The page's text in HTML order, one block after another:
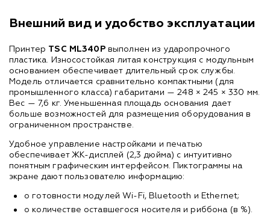
Внешний вид и удобство эксплуатации
Принтер TSC ML340Pвыполнен из ударопрочного
пластика. Износостойкая литая конструкция с модульным
основанием обеспечивает длительный срок службы.
Модель отличается сравнительно компактными (для
промышленного класса) габаритами — 248 × 245 × 330 мм.
Вес — 7,6 кг. Уменьшенная площадь основания дает
больше возможностей для размещения оборудования в
ограниченном пространстве.
Удобное управление настройками и печатью
обеспечивает ЖК-дисплей (2,3 дюйма) с интуитивно
понятным графическим интерфейсом. Пиктограммы на
экране дают пользователю информацию:
о готовности модулей Wi-Fi, Bluetooth и Ethernet;
о количестве оставшегося носителя и риббона (в %).